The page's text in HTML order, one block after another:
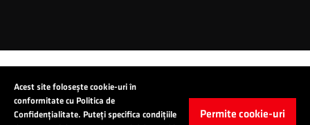
Acest site folosește cookie-uri în
conformitate cu Politica de
Confidențialitate. Puteți specifica condițiile
Permite cookie-uri